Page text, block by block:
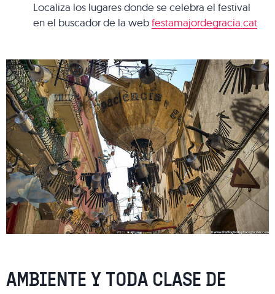
Localiza los lugares donde se celebra el festival
en el buscador de la webfestamajordegracia.cat
AMBIENTE Y TODA CLASE DE